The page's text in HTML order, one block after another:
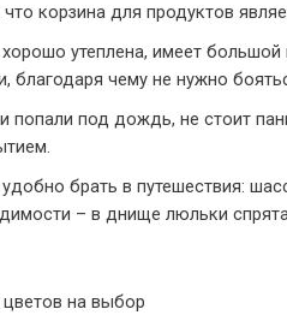
корзина для продуктов
утеплена, имеет
благодаря чему не нужно
под дождь, не стоит
брать в путешествия:
– в днище люльки
на выбор